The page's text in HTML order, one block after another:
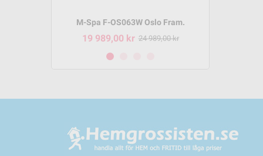
M-Spa F-OS063W Oslo Fram.
19 989,00 kr 24 989,00 kr